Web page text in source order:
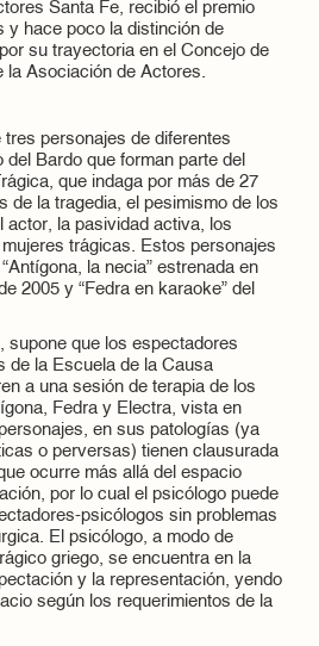
Santa Fe, recibió el premio
y hace poco la distinción de
su trayectoria en el Concejo de
la Asociación de Actores.
tres personajes de diferentes
Bardo que forman parte del
que indaga por más de 27
de la tragedia, el pesimismo de los
actor, la pasividad activa, los
trágicas. Estos personajes
la necia” estrenada en
2005 y “Fedra en karaoke” del
supone que los espectadores
de la Escuela de la Causa
a una sesión de terapia de los
Fedra y Electra, vista en
en sus patologías (ya
o perversas) tienen clausurada
ocurre más allá del espacio
por lo cual el psicólogo puede
psicólogos sin problemas
El psicólogo, a modo de
griego, se encuentra en la
y la representación, yendo
según los requerimientos de la